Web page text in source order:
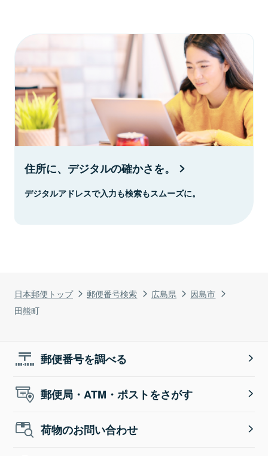
日本郵便トップ 郵便番号検索 広島県
因島市
田熊町
住所に、デジタルの確かさを。
デジタルアドレスで入力も検索もスムーズに。
郵便番号を調べる
郵便局・ATM・ポストをさがす
荷物のお問い合わせ